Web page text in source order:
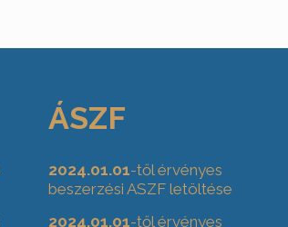
ÁSZF
2024.01.01-től érvényes
beszerzési ASZF letöltése
2024.01.01-től érvényes